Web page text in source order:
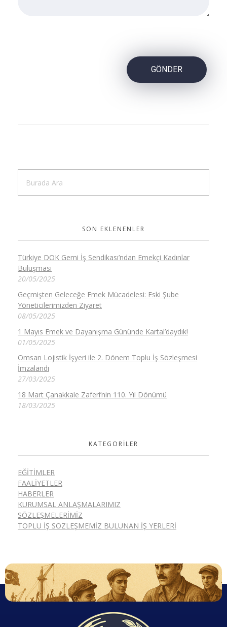
SON EKLENENLER
Türkiye DOK Gemi İş Sendikası’ndan Emekçi Kadınlar
Buluşması
20/05/2025
Geçmişten Geleceğe Emek Mücadelesi: Eski Şube
Yöneticilerimizden Ziyaret
08/05/2025
1 Mayıs Emek ve Dayanışma Gününde Kartal’daydık!
01/05/2025
Omsan Lojistik İşyeri ile 2. Dönem Toplu İş Sözleşmesi
İmzalandı
27/03/2025
18 Mart Çanakkale Zaferi’nin 110. Yıl Dönümü
18/03/2025
KATEGORILER
EĞITIMLER
FAALIYETLER
HABERLER
KURUMSAL ANLAŞMALARIMIZ
SÖZLEŞMELERIMIZ
TOPLU İŞ SÖZLEŞMEMIZ BULUNAN İŞ YERLERI